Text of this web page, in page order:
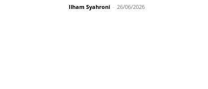
Ilham Syahroni - 26/06/2026